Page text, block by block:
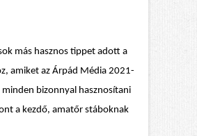
más hasznos tippet adott a
amiket az Árpád Média 2021-
bizonnyal hasznosítani
a kezdő, amatőr stáboknak